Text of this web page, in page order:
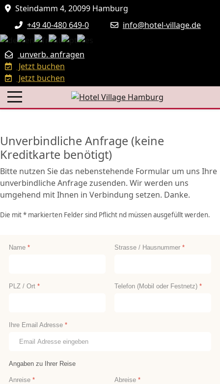
Steindamm 4, 20099 Hamburg
+49 40-480 649-0
info@hotel-village.de
unverb. anfragen
Jetzt buchen
Jetzt buchen
Unverbindliche Anfrage (keine
Kreditkarte benötigt)
Bitte nutzen Sie das nebenstehende Formular um uns Ihre
unverbindliche Anfrage zusenden. Wir werden uns
umgehend mit Ihnen in Verbindung setzen. Danke.
Die mit * markierten Felder sind Pflicht nd müssen ausgefüllt werden.
Name * Strasse / Hausnummer *
PLZ / Ort * Telefon (Mobil oder Festnetz) *
Ihre Email Adresse *
Angaben zu Ihrer Reise
Anreise * Abreise *